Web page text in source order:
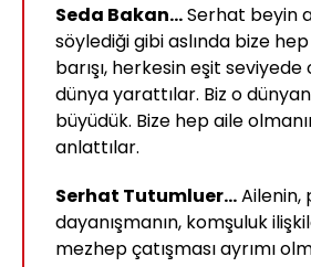
Seda Bakan...Serhat beyin
söylediği gibi aslında bize
barışı, herkesin eşit
dünya yarattılar. Biz o
büyüdük. Bize hep aile
anlattılar.
Serhat Tutumluer...Ailenin,
dayanışmanın, komşuluk
mezhep çatışması ayrımı